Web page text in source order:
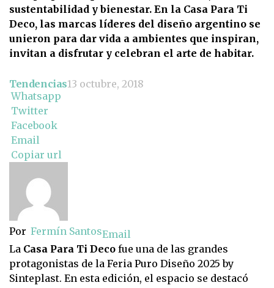
sustentabilidad y bienestar. En la Casa Para Ti
Deco, las marcas líderes del diseño argentino se
unieron para dar vida a ambientes que inspiran,
invitan a disfrutar y celebran el arte de habitar.
Tendencias13 octubre, 2018
Whatsapp
Twitter
Facebook
Email
Copiar url
Por Fermín SantosEmail
La Casa Para Ti Deco fue una de las grandes
protagonistas de la Feria Puro Diseño 2025 by
Sinteplast. En esta edición, el espacio se destacó